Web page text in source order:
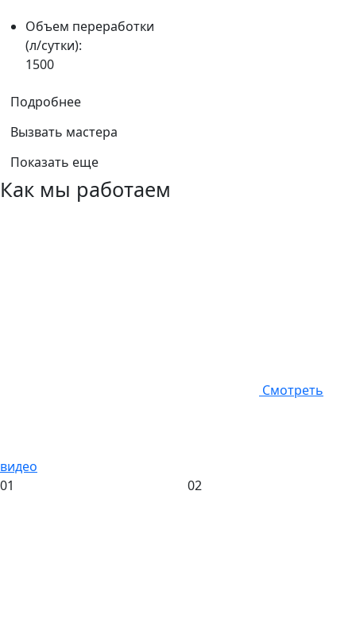
Объем переработки
(л/сутки):
1500
Подробнее
Вызвать мастера
Показать еще
Как мы работаем
Смотреть
видео
01
02